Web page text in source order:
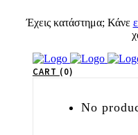
Έχεις κατάστημα; Κάνε
CART 0
No